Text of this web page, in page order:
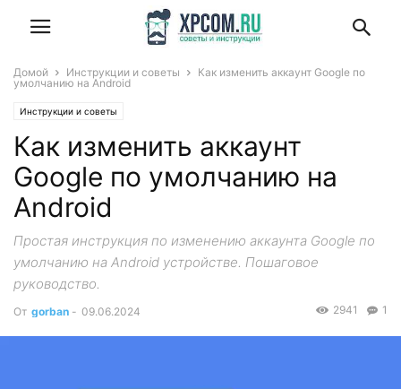
Домой Инструкции и советы
Как изменить аккаунт Google по
умолчанию на Android
Инструкции и советы
Как изменить аккаунт
Google по умолчанию на
Android
Простая инструкция по изменению аккаунта Google по
умолчанию на Android устройстве. Пошаговое
руководство.
От gorban - 09.06.2024 1
2941